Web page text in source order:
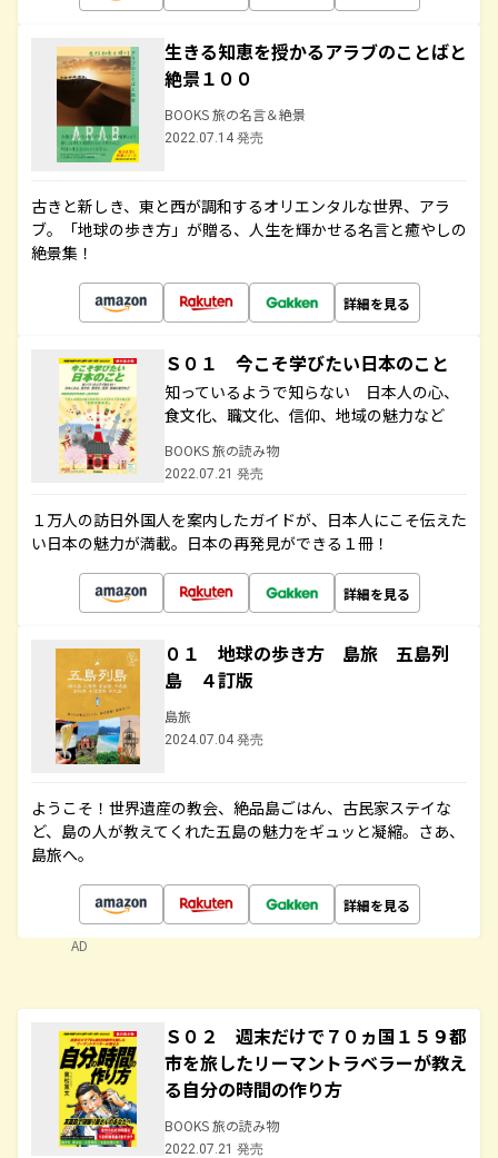
生きる知恵を授かるアラブのことばと
絶景１００
BOOKS 旅の名言＆絶景
2022.07.14 発売
古きと新しき、東と西が調和するオリエンタルな世界、アラ
ブ。「地球の歩き方」が贈る、人生を輝かせる名言と癒やしの
絶景集！
詳細を見る
Ｓ０１ 今こそ学びたい日本のこと
知っているようで知らない 日本人の心、
食文化、職文化、信仰、地域の魅力など
BOOKS 旅の読み物
2022.07.21 発売
１万人の訪日外国人を案内したガイドが、日本人にこそ伝えた
い日本の魅力が満載。日本の再発見ができる１冊！
詳細を見る
０１ 地球の歩き方 島旅 五島列
島 ４訂版
島旅
2024.07.04 発売
ようこそ！世界遺産の教会、絶品島ごはん、古民家ステイな
ど、島の人が教えてくれた五島の魅力をギュッと凝縮。さあ、
島旅へ。
詳細を見る
AD
Ｓ０２ 週末だけで７０ヵ国１５９都
市を旅したリーマントラベラーが教え
る自分の時間の作り方
BOOKS 旅の読み物
2022.07.21 発売